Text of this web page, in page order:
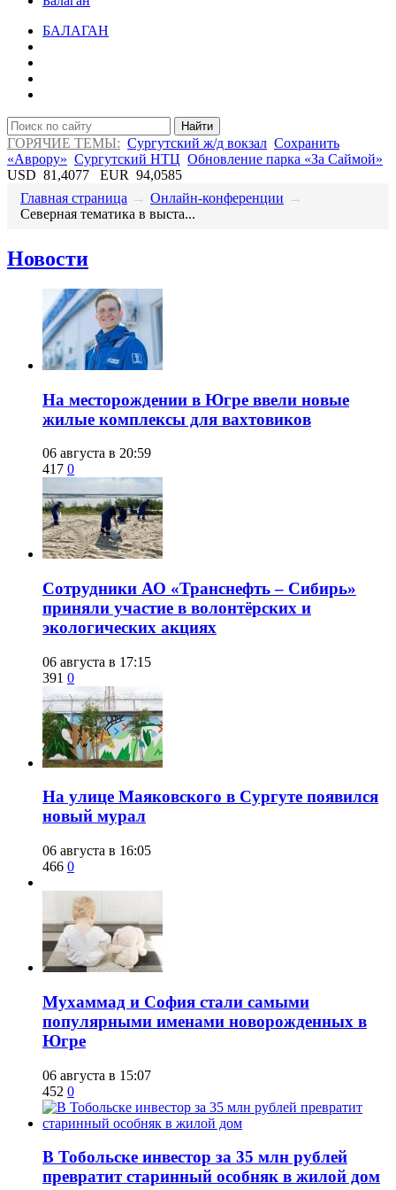
БАЛАГАН
Найти
ГОРЯЧИЕ ТЕМЫ: Сургутский ж/д вокзал Сохранить
«Аврору» Сургутский НТЦ Обновление парка «За Саймой»
USD 81,4077 EUR 94,0585
Главная страница → Онлайн-конференции →
​Северная тематика в выста...
Новости
​На месторождении в Югре ввели новые
жилые комплексы для вахтовиков
06 августа в 20:59
417 0
Сотрудники АО «Транснефть – Сибирь»
приняли участие в волонтёрских и
экологических акциях
06 августа в 17:15
391 0
​На улице Маяковского в Сургуте появился
новый мурал
06 августа в 16:05
466 0
​Мухаммад и София стали самыми
популярными именами новорожденных в
Югре
06 августа в 15:07
452 0
В Тобольске инвестор за 35 млн рублей
превратит старинный особняк в жилой дом